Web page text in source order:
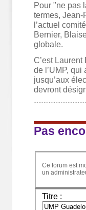
Pour "ne pas
termes,
l’actuel
Bernier,
globale.
C’est
de l’UMP,
jusqu’aux
devront
Pas
Ce forum est
un
Titre :